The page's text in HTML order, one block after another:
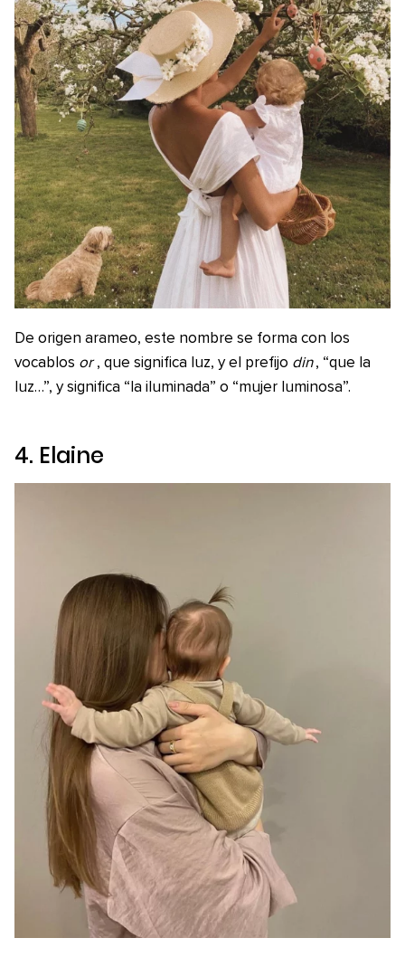
De origen arameo, este nombre se forma con los
vocablos or , que significa luz, y el prefijo din , “que la
luz…”, y significa “la iluminada” o “mujer luminosa”.
4. Elaine